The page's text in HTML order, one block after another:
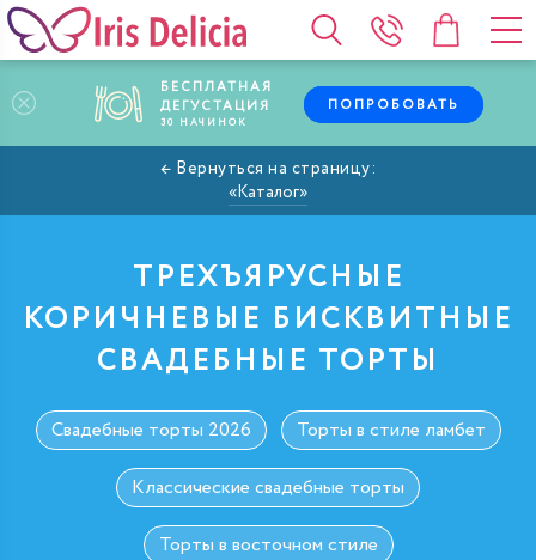
БЕСПЛАТНАЯ
ДЕГУСТАЦИЯ
30 НАЧИНОК
ПОПРОБОВАТЬ
Каталог
ТРЕХЪЯРУСНЫЕ
КОРИЧНЕВЫЕ БИСКВИТНЫЕ
СВАДЕБНЫЕ ТОРТЫ
Свадебные торты 2026 Торты в стиле ламбет
Классические свадебные торты
Торты в восточном стиле